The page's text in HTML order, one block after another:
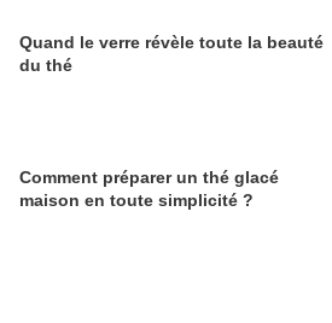
Quand le verre révèle toute la beauté
du thé
Comment préparer un thé glacé
maison en toute simplicité ?